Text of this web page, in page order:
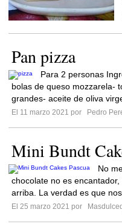
Pan pizza
Para 2 personas
bolas de queso mozzarela-
grandes- aceite de oliva
El 11 marzo 2021 por
Pedro
Mini Bundt
No
chocolate no es
arriba. La verdad es que
El 25 marzo 2021 por